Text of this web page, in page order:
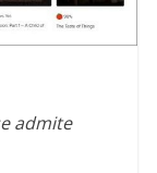
admite